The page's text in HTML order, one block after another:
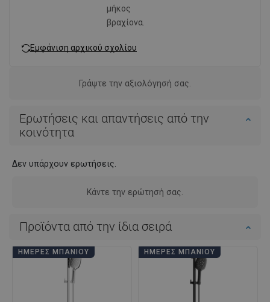
μήκος
βραχίονα.
Εμφάνιση αρχικού σχολίου
Γράψτε την αξιολόγησή σας.
Ερωτήσεις και απαντήσεις από την
κοινότητα
Δεν υπάρχουν ερωτήσεις.
Κάντε την ερώτησή σας.
Προϊόντα από την ίδια σειρά
ΗΜΈΡΕΣ ΜΠΆΝΙΟΥ ΗΜΈΡΕΣ ΜΠΆΝΙΟΥ